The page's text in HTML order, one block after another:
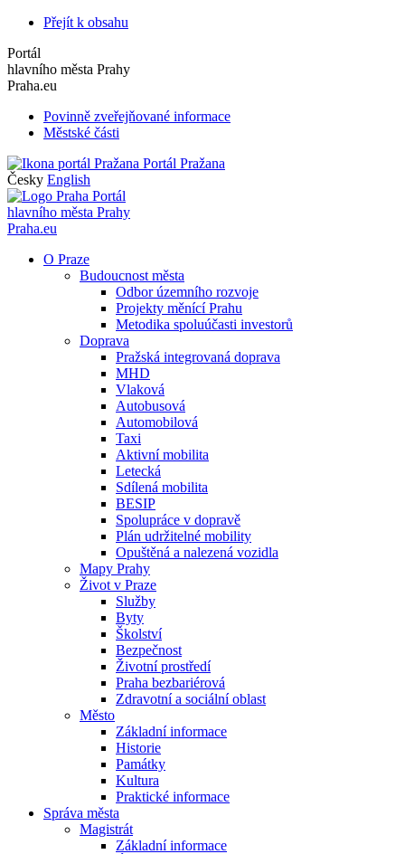
Přejít k obsahu
Portál
hlavního města Prahy
Praha.eu
Povinně zveřejňované informace
Městské části
Portál Pražana
Česky English
Portál
hlavního města Prahy
Praha.eu
O Praze
Budoucnost města
Odbor územního rozvoje
Projekty měnící Prahu
Metodika spoluúčasti investorů
Doprava
Pražská integrovaná doprava
MHD
Vlaková
Autobusová
Automobilová
Taxi
Aktivní mobilita
Letecká
Sdílená mobilita
BESIP
Spolupráce v dopravě
Plán udržitelné mobility
Opuštěná a nalezená vozidla
Mapy Prahy
Život v Praze
Služby
Byty
Školství
Bezpečnost
Životní prostředí
Praha bezbariérová
Zdravotní a sociální oblast
Město
Základní informace
Historie
Památky
Kultura
Praktické informace
Správa města
Magistrát
Základní informace